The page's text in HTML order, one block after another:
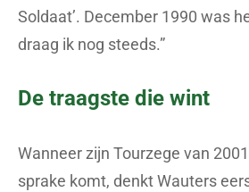
Soldaat’. December 1990 was
draag ik nog steeds.”
De traagste die wint
Wanneer zijn Tourzege van
sprake komt, denkt Wauters